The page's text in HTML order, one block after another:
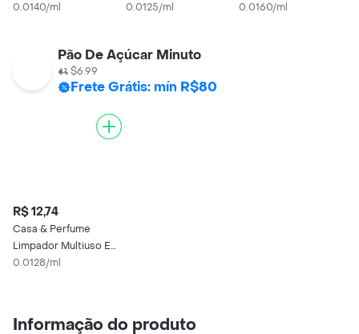
Caribe
0.0140/ml
França
0.0125/ml
Clássico
0.0160/ml
Pão De Açúcar Minuto
$6.99
Frete Grátis: mín R$80
R$ 12,74
Casa & Perfume
Limpador Multiuso E
Sensualidade
0.0128/ml
Informação do produto